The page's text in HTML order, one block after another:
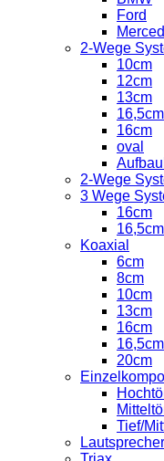
Ford
2-Wege
10cm
12cm
13cm
16,5cm
16cm
oval
2-Wege
3 Wege
16cm
16,5cm
Koaxial
6cm
8cm
10cm
13cm
16cm
16,5cm
20cm
Tief/